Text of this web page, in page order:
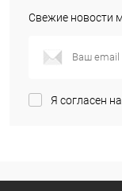
Свежие новости
Я согласен на